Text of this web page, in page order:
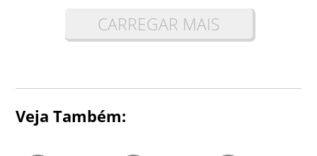
CARREGAR MAIS
Veja Também: